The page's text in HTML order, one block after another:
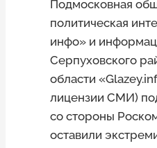
Подмосковная
политическая
инфо» и
Серпуховского
области
лицензии СМИ)
со стороны
оставили